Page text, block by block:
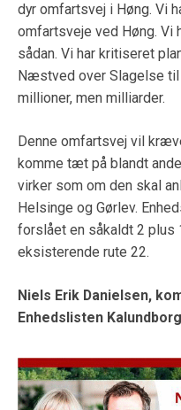
dyr omfartsvej i Høng. Vi
omfartsveje ved Høng. Vi
sådan. Vi har kritiseret
Næstved over Slagelse
millioner, men milliarder.
Denne omfartsvej vil
komme tæt på blandt
virker som om den skal
Helsinge og Gørlev.
forslået en såkaldt 2 plus
eksisterende rute 22.
Niels Erik Danielsen,
Enhedslisten